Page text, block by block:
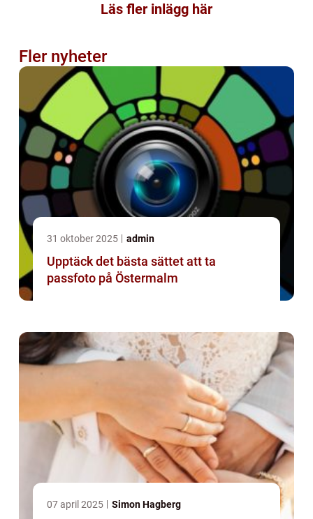
Läs fler inlägg här
Fler nyheter
31 oktober 2025 admin
Upptäck det bästa sättet att ta
passfoto på Östermalm
07 april 2025 Simon Hagberg